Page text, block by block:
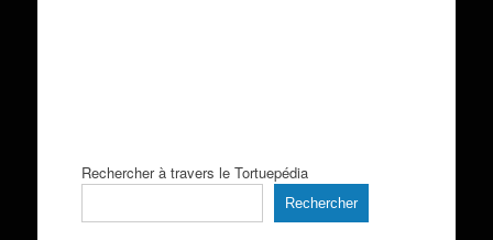
Rechercher à travers le Tortuepédia
Rechercher